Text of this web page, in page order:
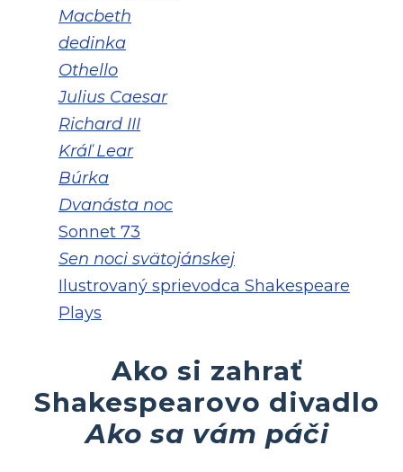
Macbeth
dedinka
Othello
Julius Caesar
Richard III
Kráľ Lear
Búrka
Dvanásta noc
Sonnet 73
Sen noci svätojánskej
Ilustrovaný sprievodca Shakespeare
Plays
Ako si zahrať
Shakespearovo divadlo
Ako sa vám páči